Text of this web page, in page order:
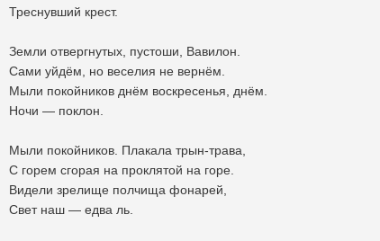
Треснувший крест.
Земли отвергнутых, пустоши, Вавилон.
Сами уйдём, но веселия не вернëм.
Мыли покойников днём воскресенья, днём.
Ночи — поклон.
Мыли покойников. Плакала трын-трава,
С горем сгорая на проклятой на горе.
Видели зрелище полчища фонарей,
Свет наш — едва ль.